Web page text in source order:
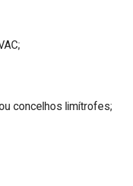
concelhos limítrofes;